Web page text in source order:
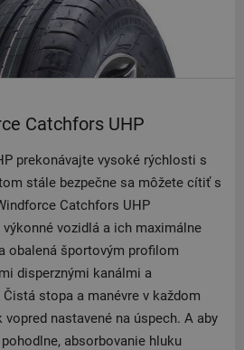
Catchfors UHP
prekonávajte vysoké rýchlosti s
stále bezpečne sa môžete cítiť s
Catchfors UHP
vozidlá a ich maximálne
obalená športovým profilom
disperznými kanálmi a
stopa a manévre v každom
nastavené na úspech. A aby
absorbovanie hluku